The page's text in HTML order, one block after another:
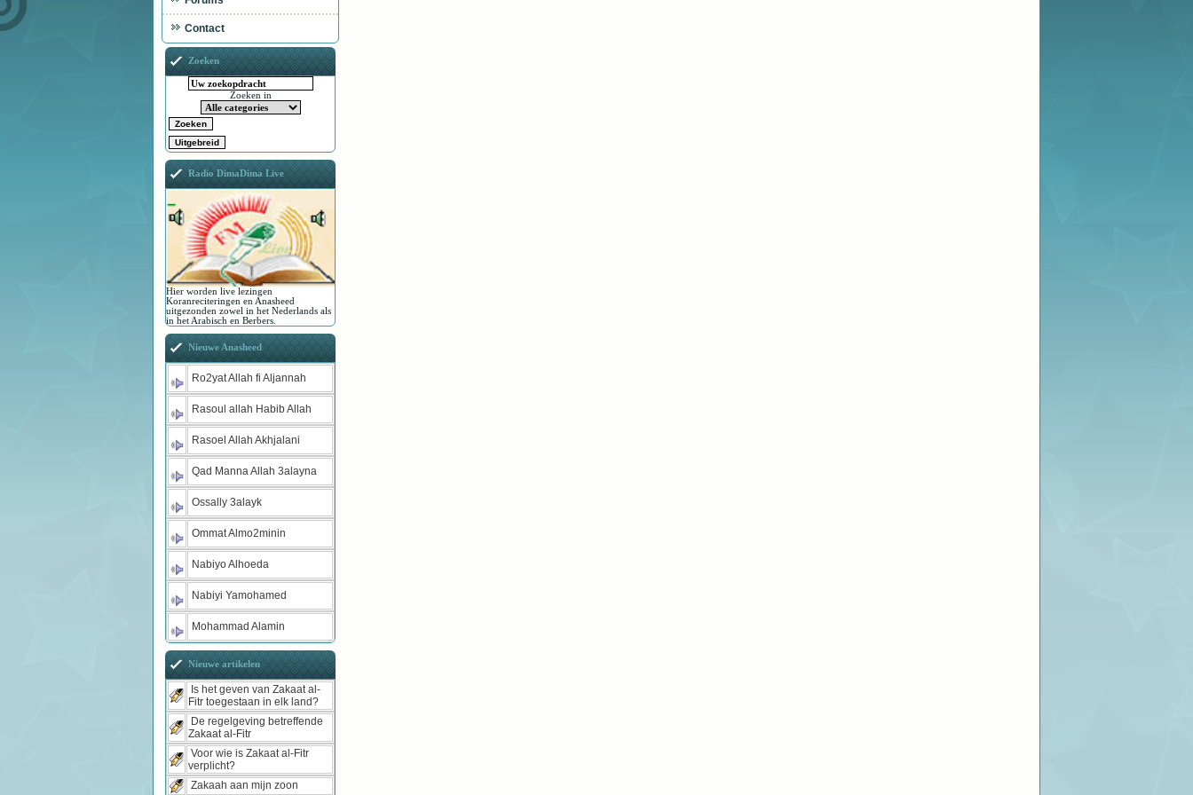
Contact
Zoeken
Zoeken in
Radio DimaDima Live
Hier worden live lezingen
Koranreciteringen en Anasheed
uitgezonden zowel in het Nederlands als
in het Arabisch en Berbers.
Nieuwe Anasheed
Ro2yat Allah fi Aljannah
Rasoul allah Habib Allah
Rasoel Allah Akhjalani
Qad Manna Allah 3alayna
Ossally 3alayk
Ommat Almo2minin
Nabiyo Alhoeda
Nabiyi Yamohamed
Mohammad Alamin
Nieuwe artikelen
Is het geven van Zakaat al-
Fitr toegestaan in elk land?
De regelgeving betreffende
Zakaat al-Fitr
Voor wie is Zakaat al-Fitr
verplicht?
Zakaah aan mijn zoon